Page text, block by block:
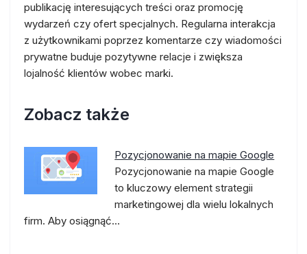
publikację interesujących treści oraz promocję
wydarzeń czy ofert specjalnych. Regularna interakcja
z użytkownikami poprzez komentarze czy wiadomości
prywatne buduje pozytywne relacje i zwiększa
lojalność klientów wobec marki.
Zobacz także
Pozycjonowanie na mapie Google
Pozycjonowanie na mapie Google
to kluczowy element strategii
marketingowej dla wielu lokalnych
firm. Aby osiągnąć…